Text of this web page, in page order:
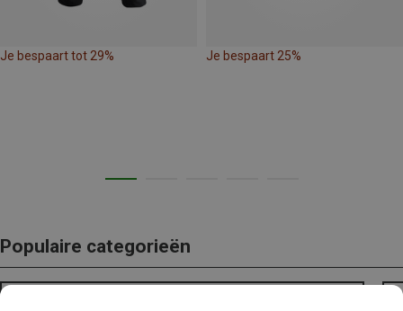
Je bespaart tot 29% Je bespaart 25%
Populaire categorieën